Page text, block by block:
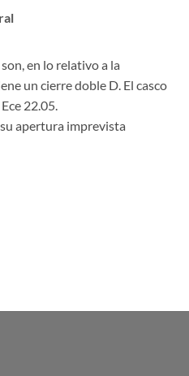
en lo relativo a la
un cierre doble D. El casco
22.05.
apertura imprevista